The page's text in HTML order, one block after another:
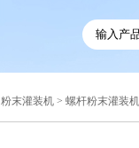
粉末灌装机 > 螺杆粉末灌装机